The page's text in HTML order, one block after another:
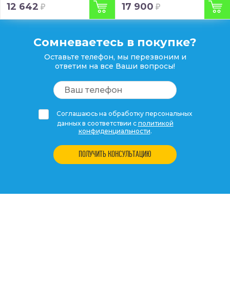
12 642 17 900
Сомневаетесь в покупке?
Оставьте телефон, мы перезвоним и
ответим на все Ваши вопросы!
Соглашаюсь на обработку персональных
данных в соответствии с политикой
конфиденциальности.
ПОЛУЧИТЬ КОНСУЛЬТАЦИЮ